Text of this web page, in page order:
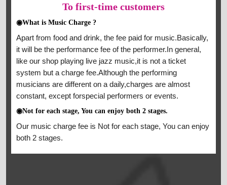
To first-time customers
◉What is Music Charge ?
Apart from food and drink, the fee paid for music.Basically,
it will be the performance fee of the performer.In general,
like our shop playing live jazz music,it is not a ticket
system but a charge fee.Although the performing
musicians are different on a daily,charges are almost
constant, except forspecial performers or events.
◉Not for each stage, You can enjoy both 2 stages.
Our music charge fee is Not for each stage, You can enjoy
both 2 stages.